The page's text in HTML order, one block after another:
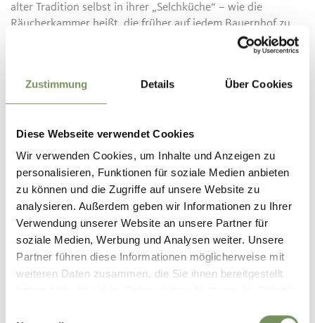
Zustimmung Details Über Cookies
Diese Webseite verwendet Cookies
Wir verwenden Cookies, um Inhalte und Anzeigen zu
personalisieren, Funktionen für soziale Medien anbieten
zu können und die Zugriffe auf unsere Website zu
analysieren. Außerdem geben wir Informationen zu Ihrer
Verwendung unserer Website an unsere Partner für
soziale Medien, Werbung und Analysen weiter. Unsere
Partner führen diese Informationen möglicherweise mit
weiteren Daten zusammen, die Sie ihnen bereitgestellt
alter Tradition selbst in ihrer „Selchküche“ – wie die
Räucherkammer heißt, die früher auf jedem Bauernhof zu
beschränken wäre nichts für sie, schließlich freuen sich auch
die Gäste über den hausgeräucherten Speck, die frischen
Wohnungen vermietet die 45-Jährige an Urlaubsgäste. Um
ihnen etwas Besonderes bieten zu können, hat sie vor 14
Jahren zusammen mit anderen
Bäuerinnen die Kooperationsgruppe „Kreative Bäuerinnen“
gegründet. Seitdem unternehmen die Frauen regelmäßig
gemeinsame Fackelwanderungen im Mondlicht,
Weinverkostungen oder kochen zusammen mit den Gästen
Südtiroler Spezialitäten, wie Apfelstrudel oder Knödel.
Brauchtum und Tradition sind Ulrike dabei besonders
wichtig. Beim Brotbacken verwenden die Frauen alte
Goldbichlhof am Abend auch einfach gemütlich mit ihren